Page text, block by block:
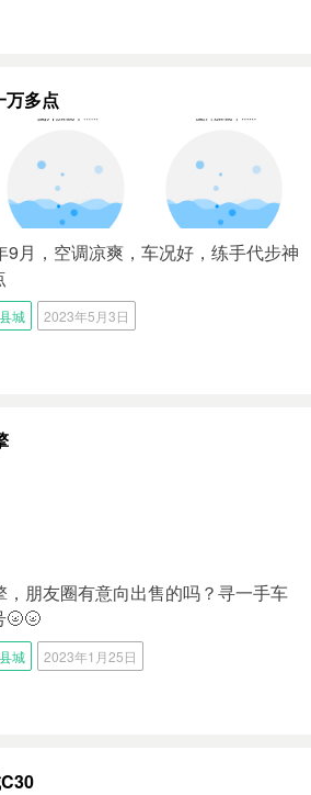
万多点
月，空调凉爽，车况好，练手代步神
县城 2023年5月3日
朋友圈有意向出售的吗？寻一手车
🌝🌝
县城 2023年1月25日